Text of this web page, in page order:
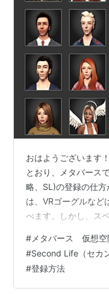
おはようございます
とおり、メタバース
略、SL)の登録の仕
は、VRゴーグルなど
べます。しかし、ス
①以下のページから
https://
「サインアップ」を
ド、メール、生年月
# メタバース 仮想空
#Second Life（セカ
#登録方法